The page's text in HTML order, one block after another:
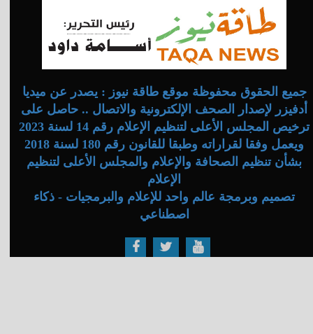
جميع الحقوق محفوظة موقع طاقة نيوز : يصدر عن ميديا
أدفيزر لإصدار الصحف الإلكترونية والاتصال .. حاصل على
ترخيص المجلس الأعلى لتنظيم الإعلام رقم 14 لسنة 2023
ويعمل وفقا لقراراته وطبقا للقانون رقم 180 لسنة 2018
بشأن تنظيم الصحافة والإعلام والمجلس الأعلى لتنظيم
الإعلام
تصميم وبرمجة عالم واحد للإعلام والبرمجيات - ذكاء
اصطناعي